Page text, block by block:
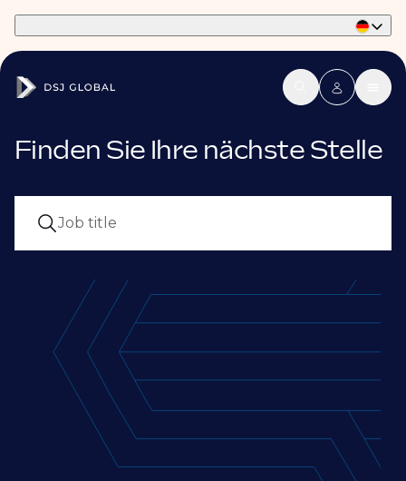
Finden Sie Ihre nächste Stelle